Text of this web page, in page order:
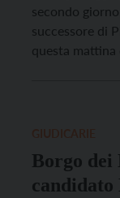
secondo
successore di
questa mattina
Borgo
candidato